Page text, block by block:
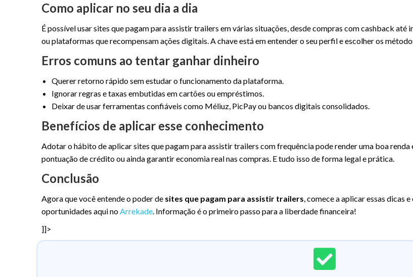
Como aplicar no seu dia a dia
É possível usar sites que pagam para assistir trailers em várias situações, desde compras com cashback
ou plataformas que recompensam ações digitais. A chave está em entender o seu perfil e escolher os
Erros comuns ao tentar ganhar dinheiro
Querer retorno rápido sem estudar o funcionamento da plataforma.
Ignorar regras e taxas embutidas em cartões ou empréstimos.
Deixar de usar ferramentas confiáveis como Méliuz, PicPay ou bancos digitais consolidados.
Benefícios de aplicar esse conhecimento
Adotar o hábito de aplicar sites que pagam para assistir trailers com frequência pode render uma boa renda
pontuação de crédito ou ainda garantir economia real nas compras. E tudo isso de forma legal e prática.
Conclusão
Agora que você entende o poder de sites que pagam para assistir trailers, comece a aplicar essas dicas
oportunidades aqui noArrekade. Informação é o primeiro passo para a liberdade financeira!
]]>